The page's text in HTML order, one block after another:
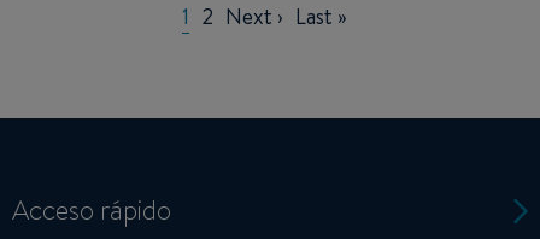
Current
1 Page
2 Next
Next › Last
Last »
Acceso rápido